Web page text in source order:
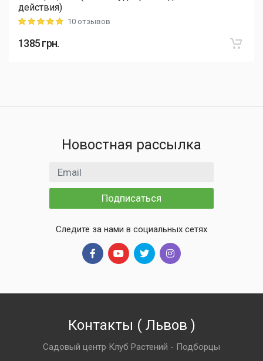
действия)
Rating: 5 out of 510 отзывов
1385грн.
Новостная рассылка
Email адрес
Подписаться
Следите за нами в социальных сетях
Контакты ( Львов )
Садовый центр Клуб Растений - Подборцы